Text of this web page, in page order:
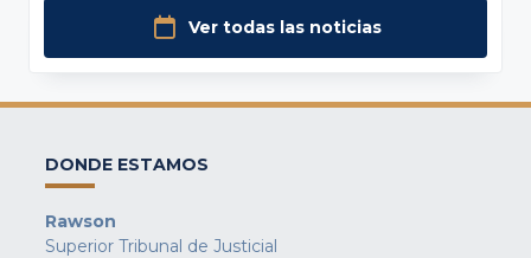
Ver todas las noticias
DONDE ESTAMOS
Rawson
Superior Tribunal de Justicial